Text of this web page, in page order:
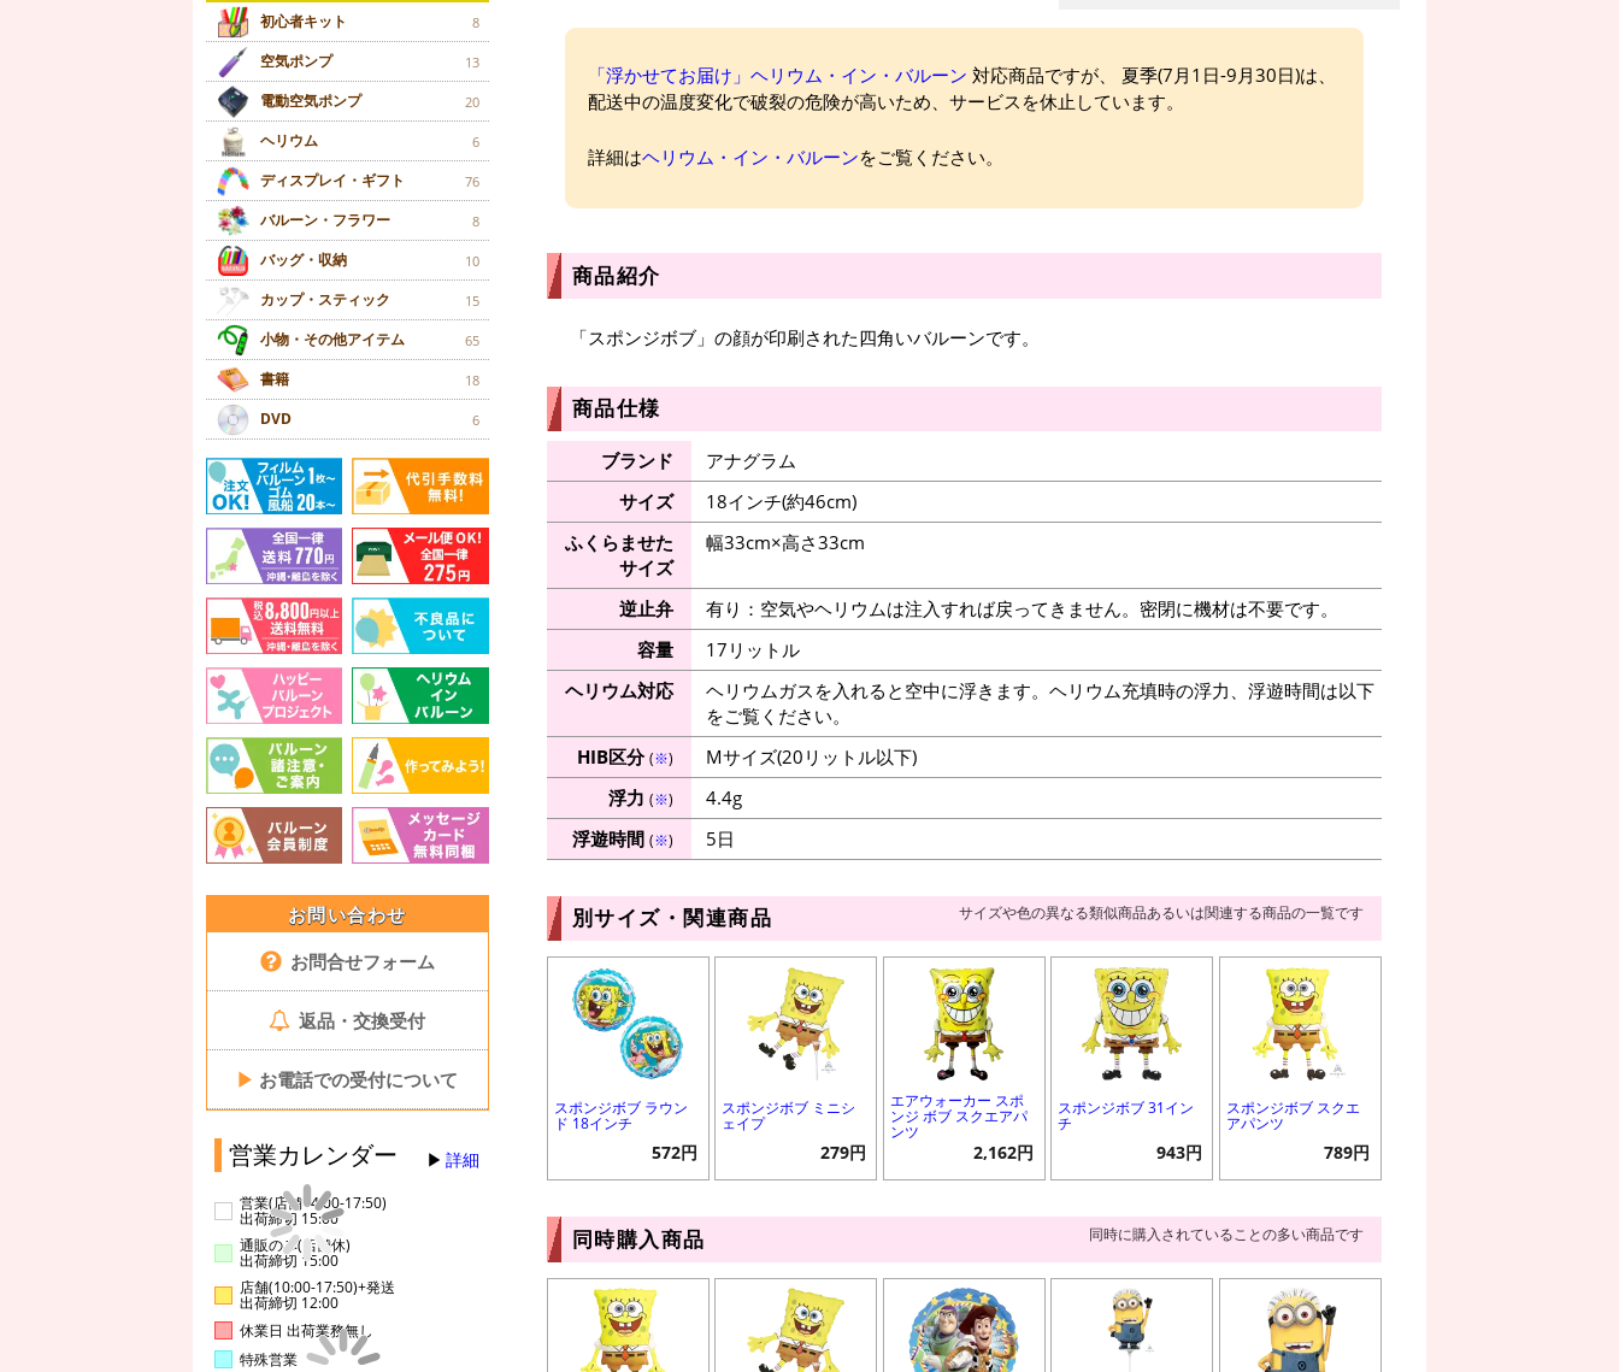
初心者キット 8
空気ポンプ 13
電動空気ポンプ 20
ヘリウム 6
ディスプレイ・ギフト 76
バルーン・フラワー 8
バッグ・収納 10
カップ・スティック 15
小物・その他アイテム 65
書籍 18
DVD 6
お問い合わせ
お問合せフォーム
返品・交換受付
▶ お電話での受付について
営業カレンダー 詳細
営業(店舗14:00-17:50)
出荷締切 15:00
通販のみ(店舗休)
出荷締切 15:00
店舗(10:00-17:50)+発送
出荷締切 12:00
休業日 出荷業務無し
特殊営業
「浮かせてお届け」ヘリウム・イン・バルーン 対応商品ですが、 夏季(7月1日-9月30日)は、
配送中の温度変化で破裂の危険が高いため、サービスを休止しています。
詳細はヘリウム・イン・バルーンをご覧ください。
商品紹介
「スポンジボブ」の顔が印刷された四角いバルーンです。
商品仕様
ブランド
アナグラム
サイズ
18インチ(約46cm)
ふくらませた
サイズ
幅33cm×高さ33cm
逆止弁
有り：空気やヘリウムは注入すれば戻ってきません。密閉に機材は不要です。
容量
17リットル
ヘリウム対応
ヘリウムガスを入れると空中に浮きます。ヘリウム充填時の浮力、浮遊時間は以下
をご覧ください。
HIB区分(※)
Mサイズ(20リットル以下)
浮力 (※)
4.4g
浮遊時間 (※) 5日
別サイズ・関連商品 サイズや色の異なる類似商品あるいは関連する商品の一覧です
スポンジボブ ラウン
ド 18インチ
572円
スポンジボブ ミニシ
ェイプ
279円
エアウォーカー スポ
ンジ ボブ スクエアパ
ンツ
2,162円
スポンジボブ 31イン
チ
943円
スポンジボブ スクエ
アパンツ
789円
同時購入商品 同時に購入されていることの多い商品です